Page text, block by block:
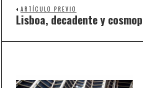
ARTÍCULO PREVIO
Previous
Lisboa, decadente y